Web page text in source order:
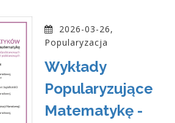
2026-03-26,
Popularyzacja
Wykłady
Popularyzujące
Matematykę -